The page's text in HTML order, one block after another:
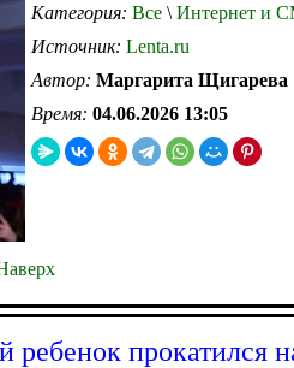
Категория: Все \ Интернет и
Источник: Lenta.ru
Автор: Маргарита Щигарева
Время: 04.06.2026 13:05
прокатился